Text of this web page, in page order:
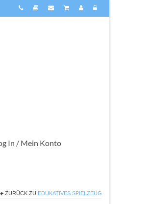
In / Mein Konto
ZURÜCK ZU EDUKATIVES SPIELZEUG